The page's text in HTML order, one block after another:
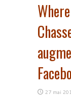
27 mai